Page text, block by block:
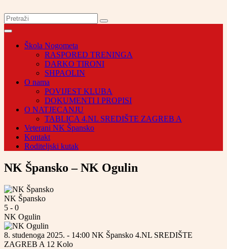
Škola Nogometa
RASPORED TRENINGA
DARKO TIRONI
SHPAOLIN
O nama
POVIJEST KLUBA
DOKUMENTI I PROPISI
O NATJECANJU
TABLICA 4.NL SREDIŠTE ZAGREB A
Veterani NK Špansko
Kontakt
Roditeljski kutak
NK Špansko – NK Ogulin
NK Špansko
5 - 0
NK Ogulin
8. studenoga 2025. - 14:00 NK Špansko 4.NL SREDIŠTE
ZAGREB A 12 Kolo